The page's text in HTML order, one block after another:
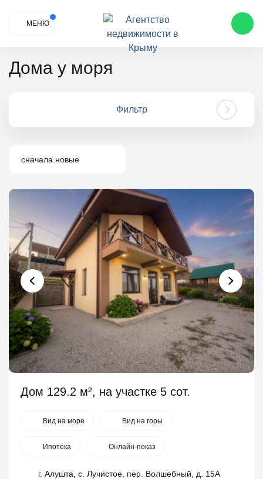
МЕНЮ
Дома у моря
Фильтр
сначала новые
Дом 129.2 м², на участке 5 сот.
Вид на море Вид на горы
Ипотека Онлайн-показ
г. Алушта, с. Лучистое, пер. Волшебный, д. 15А